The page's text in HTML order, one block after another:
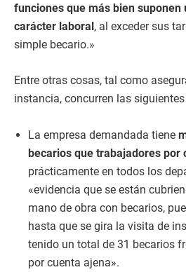
funciones que más bien suponen
carácter laboral, al exceder sus
simple becario.»
Entre otras cosas, tal como
instancia, concurren las
La empresa demandada tiene
becarios que trabajadores por
prácticamente en todos los
«evidencia que se están
mano de obra con becarios,
hasta que se gira la visita de
tenido un total de 31 becarios
por cuenta ajena».